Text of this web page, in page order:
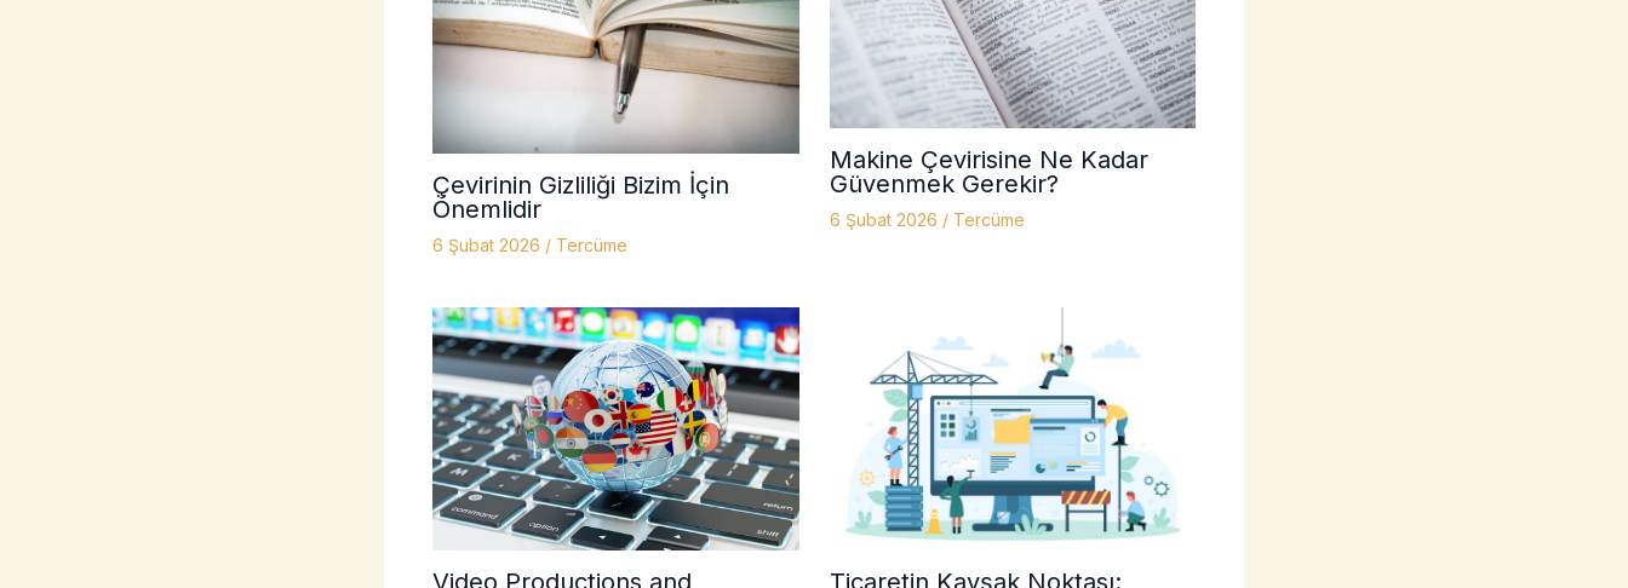
Çevirinin Gizliliği Bizim İçin
Önemlidir
6 Şubat 2026 / Tercüme
Makine Çevirisine Ne Kadar
Güvenmek Gerekir?
6 Şubat 2026 / Tercüme